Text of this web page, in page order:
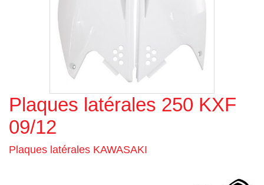
Agrandir l'image
Plaques latérales 250 KXF
09/12
Plaques latérales KAWASAKI